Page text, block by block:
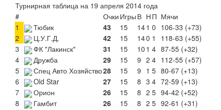
Турнирная таблица на 19 апреля 2014 года
#
Очки Игры В Н П Мячи
1
Тюбик 43 15 141 0 106-33 (+73)
2
Ц.У.Г.Д. 42 15 140 1
118-63 (+55)
3
ФК "Лакинск" 31 15 10 1 4 87-55 (+32)
4
Дружба 29 15 9 2 4 112-55 (+57)
5
Спец Авто Хозяйство28 15 9 1 5 80-67 (+13)
6
Old Star 27 15 8 3 4 72-59 (+13)
7
Орион 26 15 8 2 5 94-42 (+52)
8
Гамбит 26 15 8 2 5 92-61 (+31)